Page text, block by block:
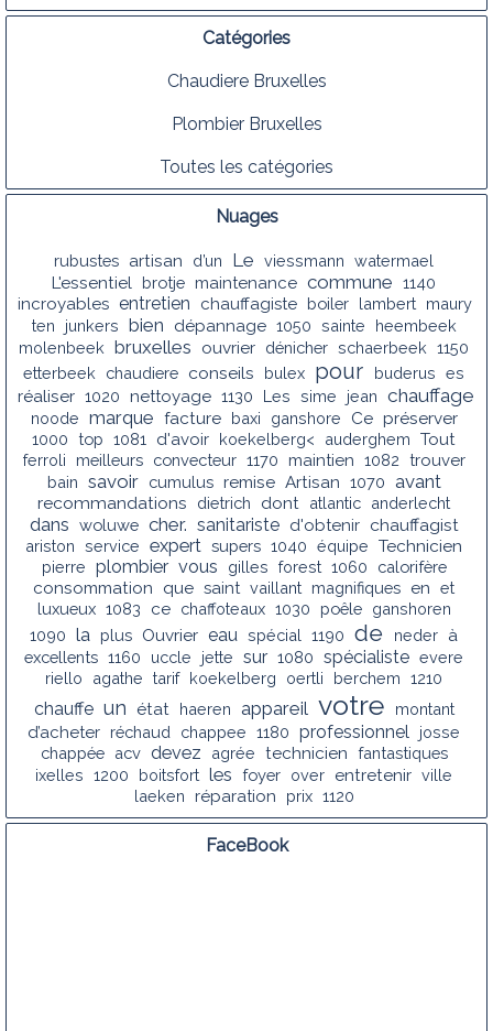
Catégories
Chaudiere Bruxelles
Plombier Bruxelles
Toutes les catégories
Nuages
rubustes artisan d’un Le viessmann watermael
L'essentiel brotje maintenance commune 1140
incroyables entretien chauffagiste boiler lambert maury
ten
junkers bien dépannage 1050 sainte
heembeek
molenbeek bruxelles ouvrier dénicher schaerbeek 1150
etterbeek
chaudiere conseils bulex pour buderus es
réaliser 1020 nettoyage 1130 Les sime jean chauffage
noode marque facture baxi ganshore Ce préserver
1000 top 1081 d'avoir koekelberg< auderghem Tout
ferroli meilleurs convecteur 1170 maintien 1082 trouver
bain savoir cumulus remise Artisan 1070 avant
recommandations dietrich dont atlantic anderlecht
dans woluwe cher. sanitariste d'obtenir chauffagist
ariston service expert supers 1040 équipe Technicien
pierre plombier vous gilles forest 1060 calorifère
consommation que saint vaillant magnifiques en et
luxueux 1083 ce chaffoteaux 1030 poêle
ganshoren
1090 la plus Ouvrier eau spécial 1190 de neder à
excellents 1160 uccle jette sur 1080 spécialiste evere
riello
agathe tarif koekelberg oertli berchem 1210
chauffe un état haeren appareil votre montant
d’acheter réchaud chappee 1180 professionnel
josse
chappée
acv devez agrée technicien fantastiques
ixelles 1200 boitsfort les foyer over entretenir ville
laeken réparation prix 1120
FaceBook